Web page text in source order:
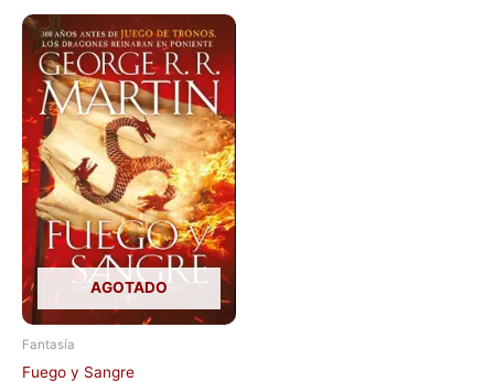
AGOTADO
Fantasía
Fuego y Sangre